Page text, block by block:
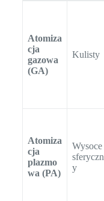
Atomiza
cja
gazowa
(GA)
Kulisty
Atomiza
cja
plazmo
wa (PA)
Wysoce
sferyczn
y